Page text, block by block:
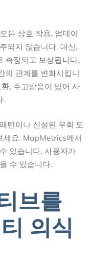
든 상호 작용, 업데이
되지 않습니다. 대신,
측정되고 보상됩니다.
의 관계를 변화시킵니
, 주고받음이 있어 사
.
턴이나 신설된 우회 도
세요. MapMetrics에서
있습니다. 사용자가
수 있습니다.
브를
의식